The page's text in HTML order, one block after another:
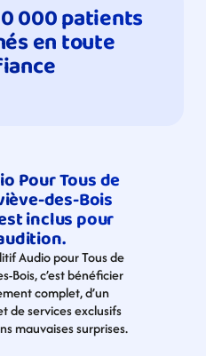
000 patients
en toute
Pour Tous de
des-Bois
inclus pour
Audio pour Tous de
Bois, c’est bénéficier
complet, d’un
de services exclusifs
mauvaises surprises.